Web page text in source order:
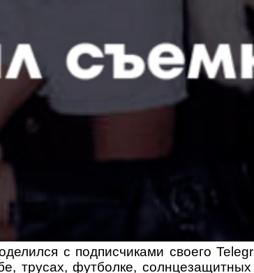
с подписчиками своего
трусах, футболке,